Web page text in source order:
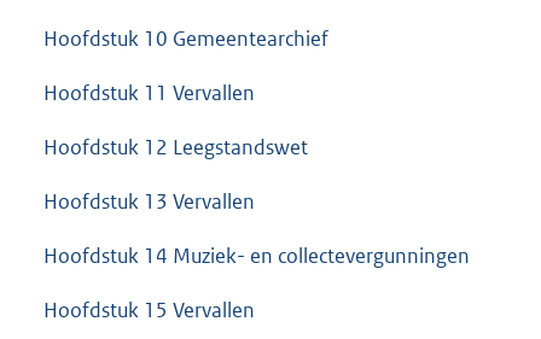
Hoofdstuk 10 Gemeentearchief
Hoofdstuk 11 Vervallen
Hoofdstuk 12 Leegstandswet
Hoofdstuk 13 Vervallen
Hoofdstuk 14 Muziek- en collectevergunningen
Hoofdstuk 15 Vervallen